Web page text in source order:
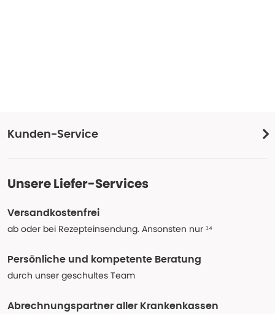
Kunden-Service
Unsere Liefer-Services
Versandkostenfrei
ab oder bei Rezepteinsendung. Ansonsten nur ¹⁴
Persönliche und kompetente Beratung
durch unser geschultes Team
Abrechnungspartner aller Krankenkassen